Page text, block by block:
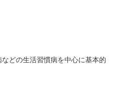
どの生活習慣病を中心に基本的